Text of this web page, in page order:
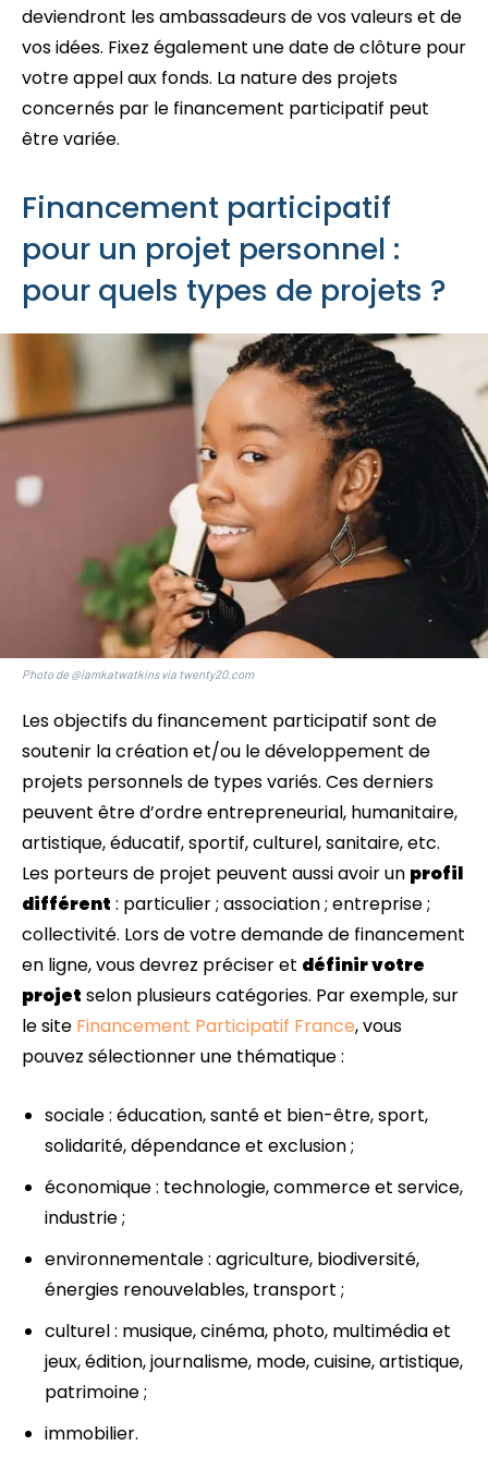
deviendront les ambassadeurs de vos valeurs et de
vos idées. Fixez également une date de clôture pour
votre appel aux fonds. La nature des projets
concernés par le financement participatif peut
être variée.
Financement participatif
pour un projet personnel :
pour quels types de projets ?
Photo de @iamkatwatkins via twenty20.com
Les objectifs du financement participatif sont de
soutenir la création et/ou le développement de
projets personnels de types variés. Ces derniers
peuvent être d’ordre entrepreneurial, humanitaire,
artistique, éducatif, sportif, culturel, sanitaire, etc.
Les porteurs de projet peuvent aussi avoir un profil
différent : particulier ; association ; entreprise ;
collectivité. Lors de votre demande de financement
en ligne, vous devrez préciser et définir votre
projet selon plusieurs catégories. Par exemple, sur
le site Financement Participatif France, vous
pouvez sélectionner une thématique :
sociale : éducation, santé et bien-être, sport,
solidarité, dépendance et exclusion ;
économique : technologie, commerce et service,
industrie ;
environnementale : agriculture, biodiversité,
énergies renouvelables, transport ;
culturel : musique, cinéma, photo, multimédia et
jeux, édition, journalisme, mode, cuisine, artistique,
patrimoine ;
immobilier.